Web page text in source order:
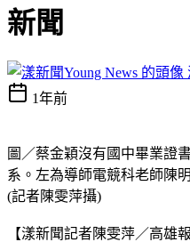
新聞
1年前
圖／蔡金穎沒有國中畢業證
系。左為導師電競科老師陳
(記者陳雯萍攝)
【漾新聞記者陳雯萍／高雄